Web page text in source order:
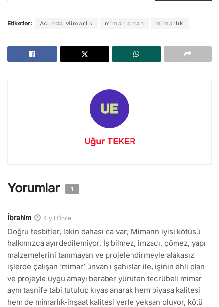
Etiketler: Aslında Mimarlık mimar sinan mimarlık
Uğur TEKER
Yorumlar 1
İbrahim 4 yıl Önce
Doğru tesbitler, lakin dahası da var; Mimarın iyisi kötüsü
halkımızca ayırdedilemiyor. İş bilmez, imzacı, çömez, yapı
malzemelerini tanımayan ve projelendirmeyle alakasız
işlerde çalışan ‘mimar’ ünvanlı şahıslar ile, işinin ehli olan
ve projeyle uygulamayı beraber yürüten tecrübeli mimar
aynı tasnife tabi tutulup kıyaslanarak hem piyasa kalitesi
hem de mimarlık-inşaat kalitesi yerle yeksan oluyor, kötü